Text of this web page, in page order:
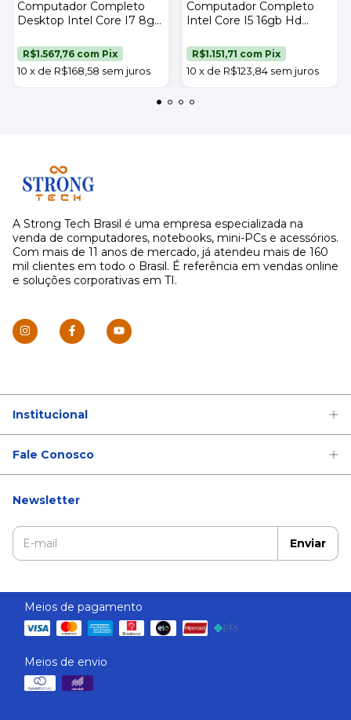
Computador Completo
Desktop Intel Core I7 8gb
e Monitor 23" Strong Tech
10 x de R$168,58 sem juros
R$1.567,76 com Pix
Computador Completo
Intel Core I5 16gb Hd
Monitor 17" Strong Tech
10 x de R$123,84 sem juros
R$1.151,71 com Pix
A Strong Tech Brasil é uma empresa especializada na
venda de computadores, notebooks, mini-PCs e acessórios.
Com mais de 11 anos de mercado, já atendeu mais de 160
mil clientes em todo o Brasil. É referência em vendas online
e soluções corporativas em TI.
Institucional
Fale Conosco
Newsletter
Meios de pagamento
Meios de envio